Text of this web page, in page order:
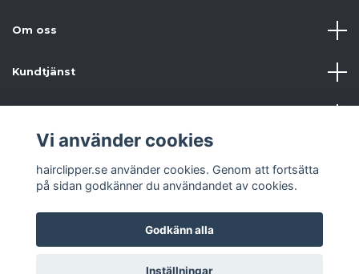
Om oss
Kundtjänst
© 2026 hairclipper.se
Vi använder cookies
hairclipper.se använder cookies. Genom att fortsätta
på sidan godkänner du användandet av cookies.
Godkänn alla
Inställningar